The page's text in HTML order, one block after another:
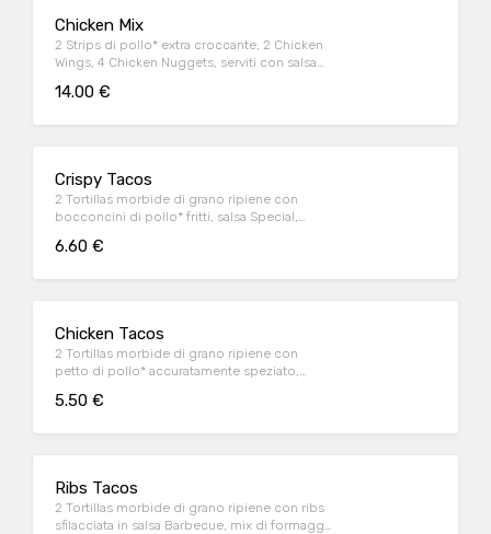
Chicken Mix
2 Strips di pollo* extra croccante, 2 Chicken
Wings, 4 Chicken Nuggets, serviti con salsa
14.00 €
Crispy Tacos
2 Tortillas morbide di grano ripiene con
bocconcini di pollo* fritti, salsa Special,
guarnito con sauce Cream
6.60 €
Chicken Tacos
2 Tortillas morbide di grano ripiene con
petto di pollo* accuratamente speziato,
Messicana, mix di formaggi, insalata iceberg
5.50 €
Ribs Tacos
2 Tortillas morbide di grano ripiene con ribs
sfilacciata in salsa Barbecue, mix di formaggi,